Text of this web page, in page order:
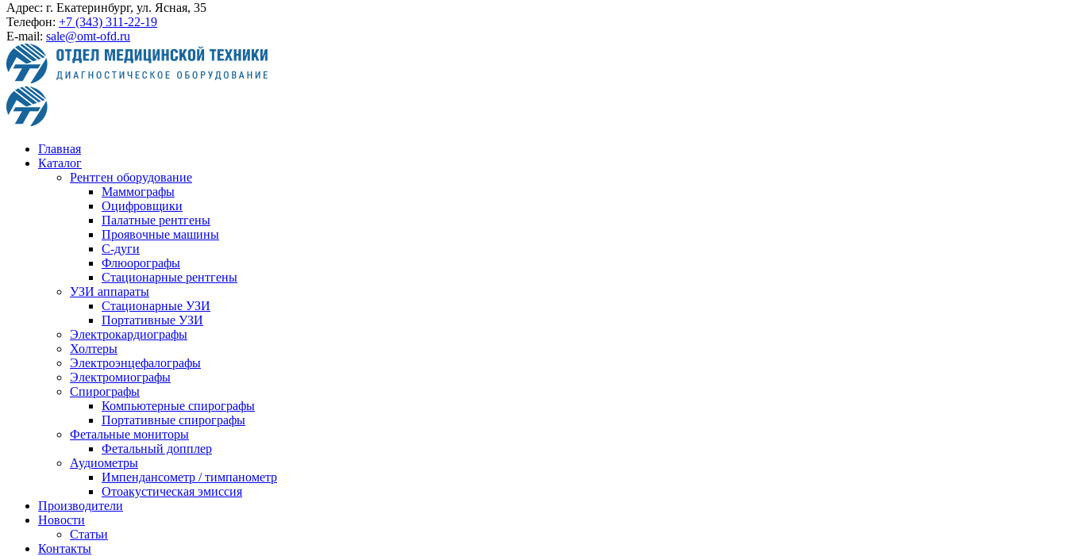
Адрес: г. Екатеринбург, ул. Ясная, 35
Телефон: +7 (343) 311-22-19
E-mail: sale@omt-ofd.ru
Главная
Каталог
Рентген оборудование
Маммографы
Оцифровщики
Палатные рентгены
Проявочные машины
С-дуги
Флюорографы
Стационарные рентгены
УЗИ аппараты
Стационарные УЗИ
Портативные УЗИ
Электрокардиографы
Холтеры
Электроэнцефалографы
Электромиографы
Спирографы
Компьютерные спирографы
Портативные спирографы
Фетальные мониторы
Фетальный допплер
Аудиометры
Импендансометр / тимпанометр
Отоакустическая эмиссия
Производители
Новости
Статьи
Контакты